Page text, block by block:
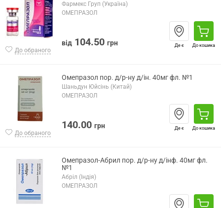
До обраного
Фармекс Груп (Україна)
ОМЕПРАЗОЛ
від 104.50 грн Де є До кошика
До обраного
Омепразол пор. д/р-ну д/ін. 40мг фл. №1
Шаньдун Юйсінь (Китай)
ОМЕПРАЗОЛ
140.00 грн Де є До кошика
Омепразол-Абрил пор. д/р-ну д/інф. 40мг фл.
№1
Абріл (Індія)
ОМЕПРАЗОЛ